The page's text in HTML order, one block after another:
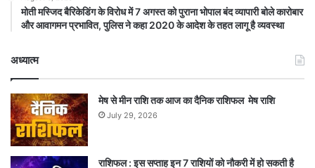
मोती मस्जिद बैरिकेडिंग के विरोध में 7 अगस्त को पुराना भोपाल बंद व्यापारी बोले कारोबार
और आवागमन प्रभावित, पुलिस ने कहा 2020 के आदेश के तहत लागू है व्यवस्था
अध्यात्म
मेष से मीन राशि तक आज का दैनिक राशिफल मेष राशि
July 29, 2026
राशिफल : इस सप्ताह इन 7 राशियों को नौकरी में हो सकती है